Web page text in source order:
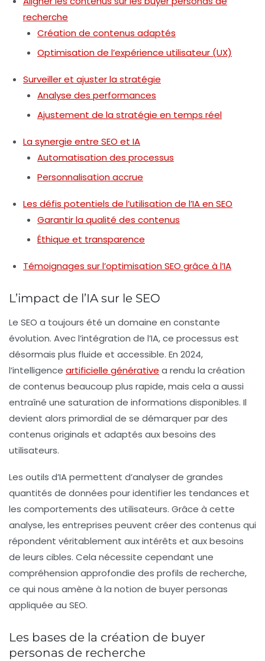
recherche
Création de contenus adaptés
Optimisation de l’expérience utilisateur (UX)
Surveiller et ajuster la stratégie
Analyse des performances
Ajustement de la stratégie en temps réel
La synergie entre SEO et IA
Automatisation des processus
Personnalisation accrue
Les défis potentiels de l’utilisation de l’IA en SEO
Garantir la qualité des contenus
Éthique et transparence
Témoignages sur l’optimisation SEO grâce à l’IA
L’impact de l’IA sur le SEO
Le SEO a toujours été un domaine en constante
évolution. Avec l’intégration de l’IA, ce processus est
désormais plus fluide et accessible. En 2024,
l’intelligence artificielle générative a rendu la création
de contenus beaucoup plus rapide, mais cela a aussi
entraîné une saturation de informations disponibles. Il
devient alors primordial de se démarquer par des
contenus originals et adaptés aux besoins des
utilisateurs.
Les outils d’IA permettent d’analyser de grandes
quantités de données pour identifier les tendances et
les comportements des utilisateurs. Grâce à cette
analyse, les entreprises peuvent créer des contenus qui
répondent véritablement auxintérêts et auxbesoins
de leurs cibles. Cela nécessite cependant une
compréhension approfondie des profils de recherche,
ce qui nous amène à la notion de buyer personas
appliquée au SEO.
Les bases de la création de buyer
personas de recherche